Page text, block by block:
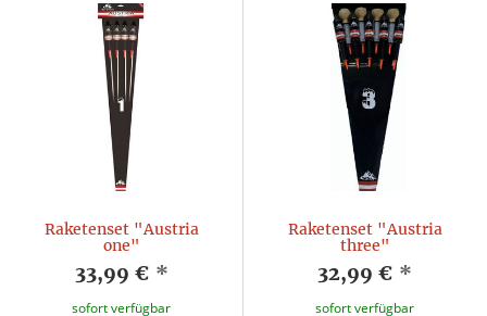
Raketenset "Austria
one"
33,99 € *
sofort verfügbar
Raketenset "Austria
three"
32,99 € *
sofort verfügbar